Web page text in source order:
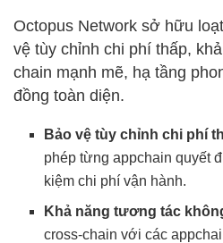
Octopus Network sở hữu
vệ tùy chỉnh chi phí thấp,
chain mạnh mẽ, hạ tầng
đồng toàn diện.
Bảo vệ tùy chỉnh chi phí
phép từng appchain quyết
kiệm chi phí vận hành.
Khả năng tương tác
cross-chain với các